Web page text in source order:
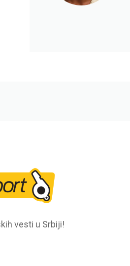
vesti u Srbiji!